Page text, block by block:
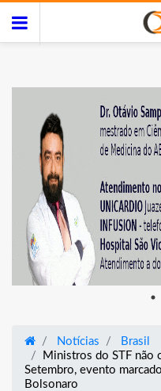
Notícias
Brasil
Ministros do STF não
Setembro, evento
Bolsonaro